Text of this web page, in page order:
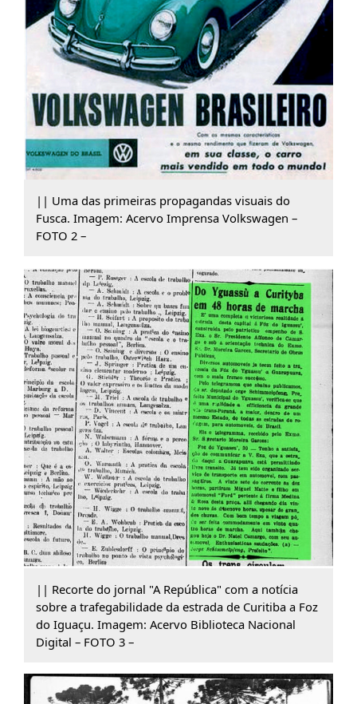
|| Uma das primeiras propagandas visuais do
Fusca. Imagem: Acervo Imprensa Volkswagen –
FOTO 2 –
|| Recorte do jornal "A República" com a notícia
sobre a trafegabilidade da estrada de Curitiba a Foz
do Iguaçu. Imagem: Acervo Biblioteca Nacional
Digital – FOTO 3 –